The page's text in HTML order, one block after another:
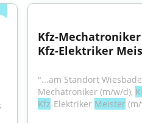
Kfz-
Kfz-Elektriker
"...am Standort
Mechatroniker (m/w/d),
Kfz-Elektriker Meister